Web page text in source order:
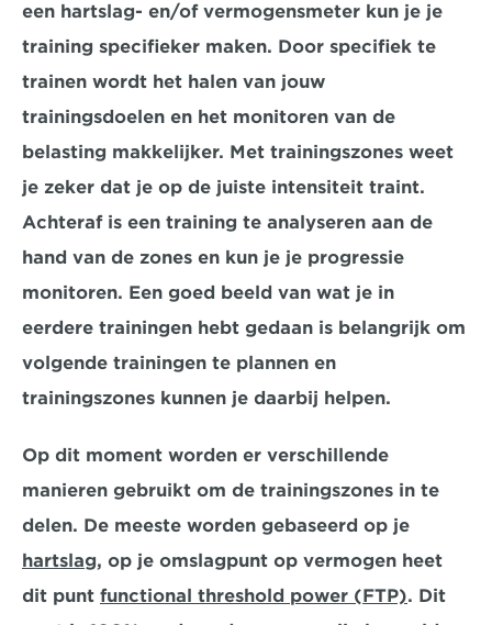
een hartslag- en/of vermogensmeter kun je je
training specifieker maken. Door specifiek te
trainen wordt het halen van jouw
trainingsdoelen en het monitoren van de
belasting makkelijker. Met trainingszones weet
je zeker dat je op de juiste intensiteit traint.
Achteraf is een training te analyseren aan de
hand van de zones en kun je je progressie
monitoren. Een goed beeld van wat je in
eerdere trainingen hebt gedaan is belangrijk om
volgende trainingen te plannen en
trainingszones kunnen je daarbij helpen.
Op dit moment worden er verschillende
manieren gebruikt om de trainingszones in te
hartslag, op je omslagpunt op vermogen heet
dit punt functional threshold power (FTP). Dit